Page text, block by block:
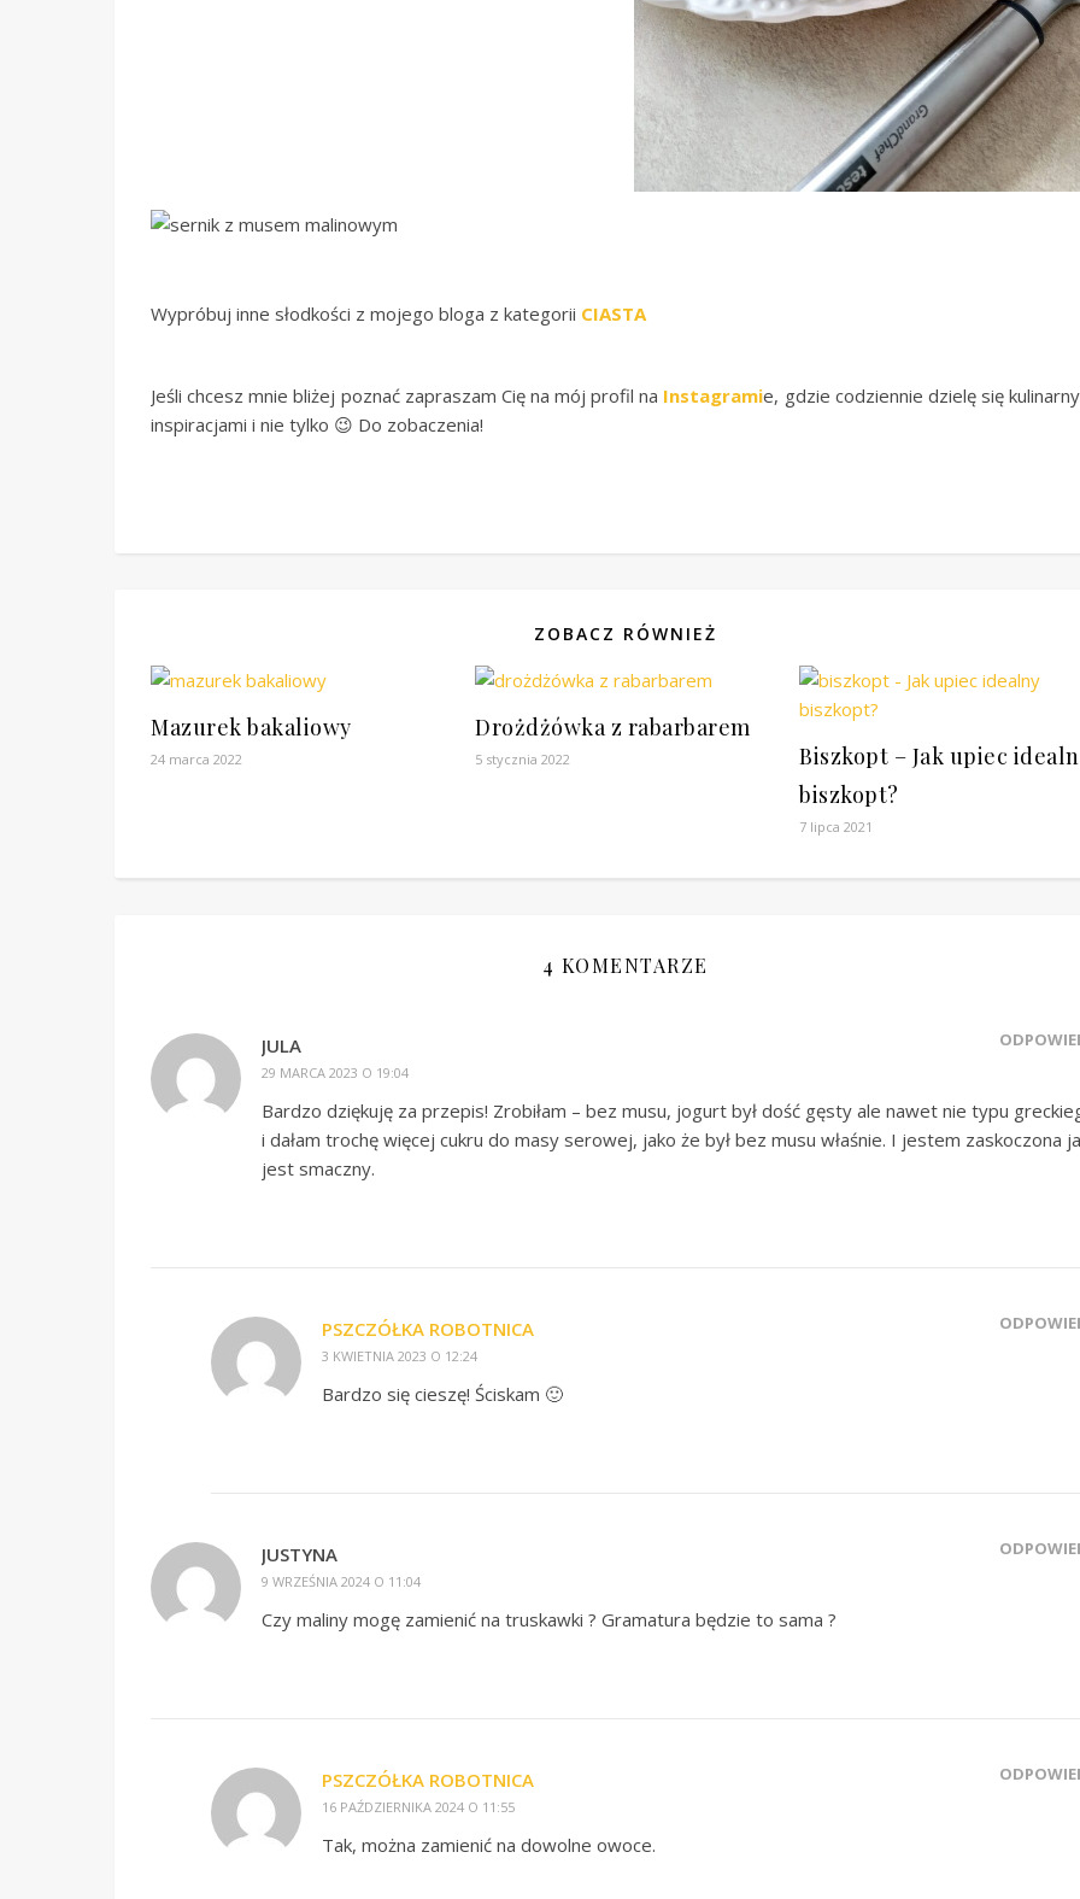
Wypróbuj inne słodkości z mojego bloga z kategorii CIASTA
Jeśli chcesz mnie bliżej poznać zapraszam Cię na mój profil na Instagramie, gdzie codziennie dzielę się
inspiracjami i nie tylko 😉 Do zobaczenia!
ZOBACZ RÓWNIEŻ
Mazurek bakaliowy
24 marca 2022
Drożdżówka z rabarbarem
5 stycznia 2022
Biszkopt – Jak upiec
biszkopt?
7 lipca 2021
4 KOMENTARZE
JULA
29 MARCA 2023 O 19:04
Bardzo dziękuję za przepis! Zrobiłam – bez musu, jogurt był dość gęsty ale nawet nie typu
i dałam trochę więcej cukru do masy serowej, jako że był bez musu właśnie. I jestem zaskoczona
jest smaczny.
PSZCZÓŁKA ROBOTNICA
3 KWIETNIA 2023 O 12:24
Bardzo się cieszę! Ściskam 🙂
JUSTYNA
9 WRZEŚNIA 2024 O 11:04
Czy maliny mogę zamienić na truskawki ? Gramatura będzie to sama ?
PSZCZÓŁKA ROBOTNICA
16 PAŹDZIERNIKA 2024 O 11:55
Tak, można zamienić na dowolne owoce.